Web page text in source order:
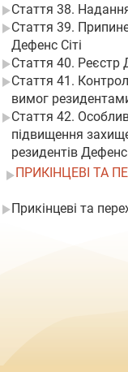
Стаття 38.
Стаття 39.
Дефенс Сіті
Стаття 40. Реєстр
Стаття 41.
вимог
Стаття 42.
підвищення
резидентів Дефенс
ПРИКІНЦЕВІ ТА
Прикінцеві та